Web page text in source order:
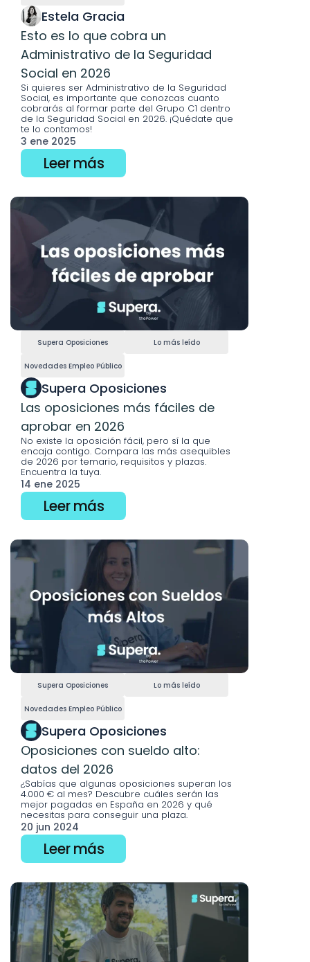
Estela Gracia
Esto es lo que cobra un
Administrativo de la Seguridad
Social en 2026
Si quieres ser Administrativo de la Seguridad
Social, es importante que conozcas cuanto
cobrarás al formar parte del Grupo C1 dentro
de la Seguridad Social en 2026. ¡Quédate que
te lo contamos!
3 ene 2025
Leer más
Supera Oposiciones Lo más leído
Novedades Empleo Público
Supera Oposiciones
Las oposiciones más fáciles de
aprobar en 2026
No existe la oposición fácil, pero sí la que
encaja contigo. Compara las más asequibles
de 2026 por temario, requisitos y plazas.
Encuentra la tuya.
14 ene 2025
Leer más
Supera Oposiciones Lo más leído
Novedades Empleo Público
Supera Oposiciones
Oposiciones con sueldo alto:
datos del 2026
¿Sabías que algunas oposiciones superan los
4.000 € al mes? Descubre cuáles serán las
mejor pagadas en España en 2026 y qué
necesitas para conseguir una plaza.
20 jun 2024
Leer más